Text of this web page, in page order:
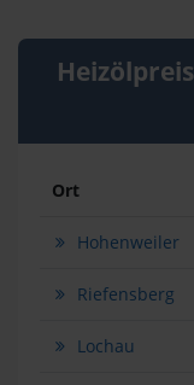
Ort
Hohenweiler
Riefensberg
Lochau